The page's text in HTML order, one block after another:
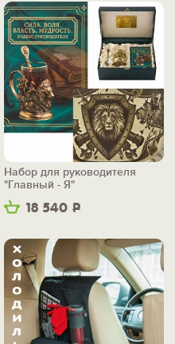
18 540 Р
Набор для руководителя
"Главный - Я"